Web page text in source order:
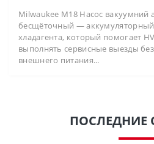
Milwaukee M18 Насос вакуумний
бесщёточный — аккумуляторный
хладагента, который помогает
выполнять сервисные выезды
внешнего питания...
ПОСЛЕДНИЕ